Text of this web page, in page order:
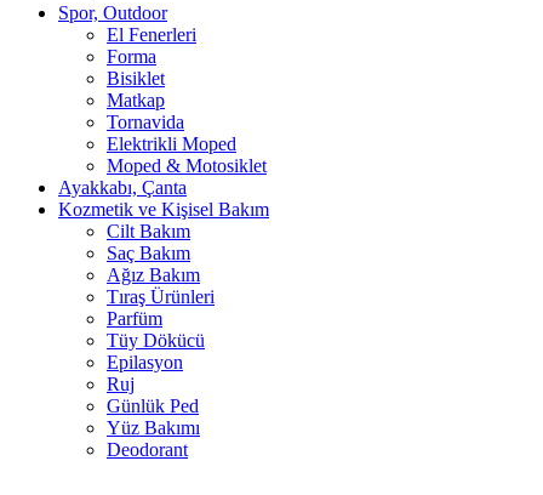
Spor, Outdoor
El Fenerleri
Forma
Bisiklet
Matkap
Tornavida
Elektrikli Moped
Moped & Motosiklet
Ayakkabı, Çanta
Kozmetik ve Kişisel Bakım
Cilt Bakım
Saç Bakım
Ağız Bakım
Tıraş Ürünleri
Parfüm
Tüy Dökücü
Epilasyon
Ruj
Günlük Ped
Yüz Bakımı
Deodorant